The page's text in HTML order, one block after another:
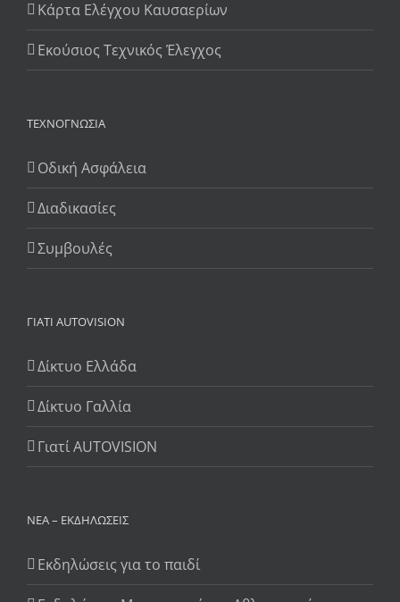
Κάρτα Ελέγχου Καυσαερίων
Εκούσιος Τεχνικός Έλεγχος
ΤΕΧΝΟΓΝΩΣΊΑ
Οδική Ασφάλεια
Διαδικασίες
Συμβουλές
ΓΙΆΤΙ AUTOVISION
Δίκτυο Ελλάδα
Δίκτυο Γαλλία
Γιατί AUTOVISION
ΝΈΑ – ΕΚΔΗΛΏΣΕΙΣ
Εκδηλώσεις για το παιδί